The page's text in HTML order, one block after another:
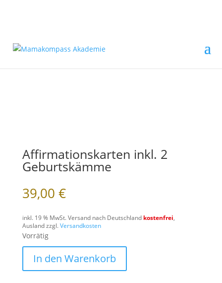
Affirmationskarten inkl. 2
Geburtskämme
39,00 €
inkl. 19 % MwSt.Versand nach Deutschland kostenfrei,
Ausland zzgl.Versandkosten
Vorrätig
In den Warenkorb